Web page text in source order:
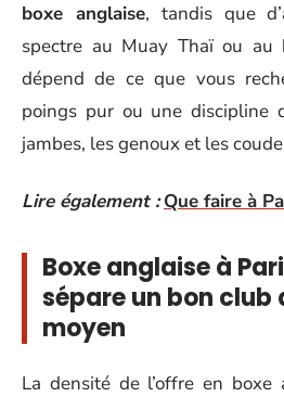
boxe anglaise, tandis que
spectre au Muay Thaï ou au
dépend de ce que vous
poings pur ou une discipline
jambes, les genoux et les
Lire également : Que faire à
Boxe anglaise à
sépare un bon club
moyen
La densité de l’offre en